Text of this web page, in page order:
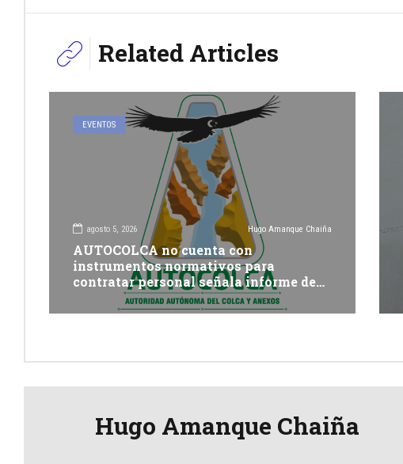
Related Articles
EVENTOS
agosto 5, 2026 Hugo Amanque Chaiña
AUTOCOLCA no cuenta con
instrumentos normativos para
contratar personal señala informe de
Contraloría
Hugo Amanque Chaiña